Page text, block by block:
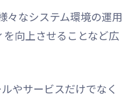
なシステム環境の運用
向上させることなど広
やサービスだけでなく